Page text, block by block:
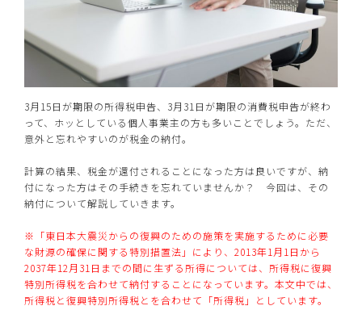
3月15日が期限の所得税申告、3月31日が期限の消費税申告が終わ
って、ホッとしている個人事業主の方も多いことでしょう。ただ、
意外と忘れやすいのが税金の納付。
計算の結果、税金が還付されることになった方は良いですが、納
付になった方はその手続きを忘れていませんか？ 今回は、その
納付について解説していきます。
※「東日本大震災からの復興のための施策を実施するために必要
な財源の確保に関する特別措置法」により、2013年1月1日から
2037年12月31日までの間に生ずる所得については、所得税に復興
特別所得税を合わせて納付することになっています。本文中では、
所得税と復興特別所得税とを合わせて「所得税」としています。